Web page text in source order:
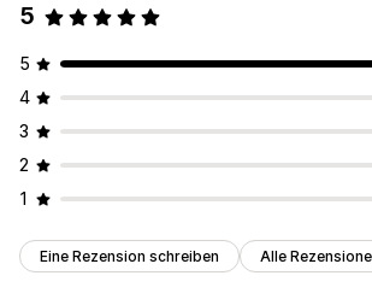
5
5
4
3
2
1
Eine Rezension schreiben Alle